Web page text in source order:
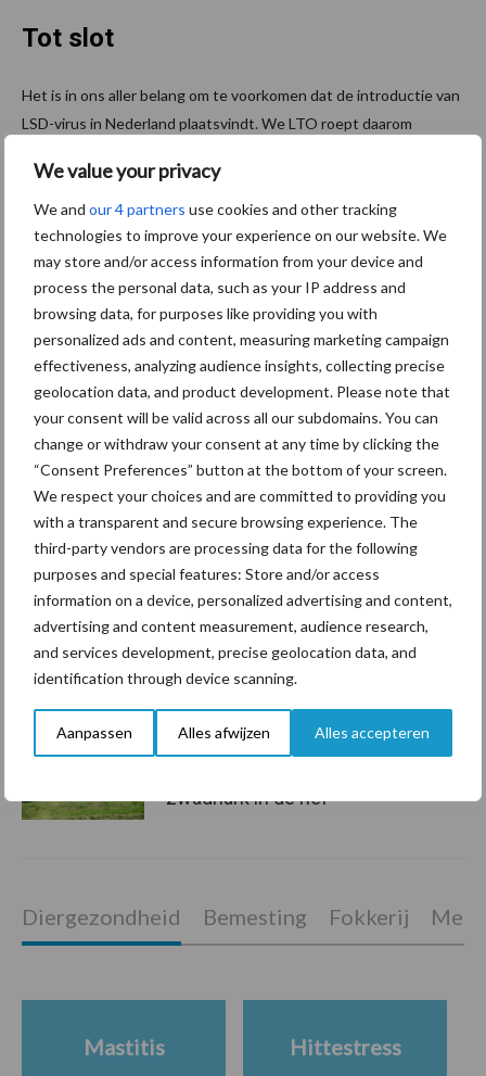
We value your privacy
We and our 4 partners use cookies and other tracking
technologies to improve your experience on our website. We
may store and/or access information from your device and
process the personal data, such as your IP address and
browsing data, for purposes like providing you with
personalized ads and content, measuring marketing campaign
effectiveness, analyzing audience insights, collecting precise
geolocation data, and product development. Please note that
your consent will be valid across all our subdomains. You can
change or withdraw your consent at any time by clicking the
“Consent Preferences” button at the bottom of your screen.
We respect your choices and are committed to providing you
with a transparent and secure browsing experience. The
third-party vendors are processing data for the following
purposes and special features: Store and/or access
information on a device, personalized advertising and content,
advertising and content measurement, audience research,
and services development, precise geolocation data, and
identification through device scanning.
Aanpassen Alles afwijzen Alles accepteren
Tot slot
Het is in ons aller belang om te voorkomen dat de introductie van
LSD-virus in Nederland plaatsvindt. We LTO roept daarom
risicotransporten te voorkomen.
bizons ziekteverschijnselen vertonen die kunnen wijzen op LSD?
Contacteer dan uw dierenarts of meld het direct bij de NVWA
(telefoonnummer: 045 – 5453188).
Bron:
Aanbevolen voor jou!
“Vraag naar praktische
hygieneoplossingen is in
Polen groter dan ooit”
Drie Franse bedrijven over
de grens van 14.000
kilogram melk
Pöttinger introduceert
zwadhark in de hef
Diergezondheid Bemesting Fokkerij
Mastitis Hittestress